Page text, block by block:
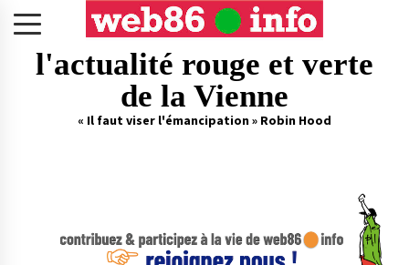
l'actualité rouge et verte
de la Vienne
« Il faut viser l'émancipation » Robin Hood